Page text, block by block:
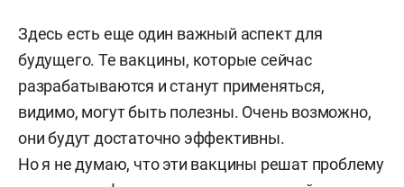
Здесь есть еще один важный аспект для
будущего. Те вакцины, которые сейчас
разрабатываются и станут применяться,
видимо, могут быть полезны. Очень возможно,
они будут достаточно эффективны.
Но я не думаю, что эти вакцины решат проблему